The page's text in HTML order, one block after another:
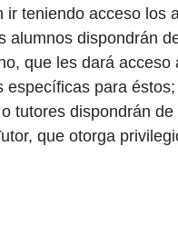
ir teniendo acceso los
alumnos dispondrán
que les dará acceso
específicas para
tutores dispondrán de
que otorga